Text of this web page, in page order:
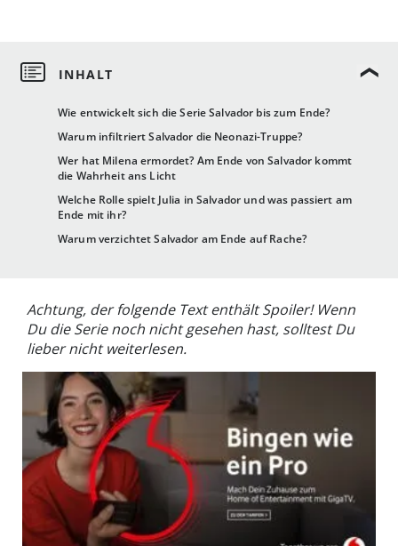
Wie entwickelt sich die Serie Salvador bis zum Ende?
Warum infiltriert Salvador die Neonazi-Truppe?
Wer hat Milena ermordet? Am Ende von Salvador kommt
die Wahrheit ans Licht
Welche Rolle spielt Julia in Salvador und was passiert am
Ende mit ihr?
Warum verzichtet Salvador am Ende auf Rache?
Achtung, der folgende Text enthält Spoiler! Wenn
Du die Serie noch nicht gesehen hast, solltest Du
lieber nicht weiterlesen.